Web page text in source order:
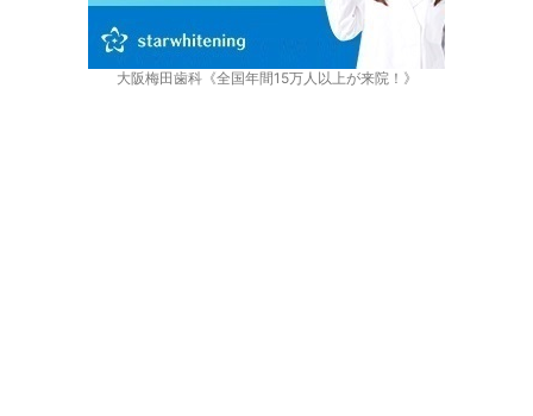
大阪梅田歯科《全国年間15万人以上が来院！》